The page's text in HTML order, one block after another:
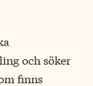
och söker
finns